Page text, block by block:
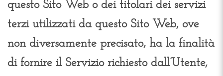
questo Sito Web o dei titolari dei servizi
terzi utilizzati da questo Sito Web, ove
non diversamente precisato, ha la finalità
di fornire il Servizio richiesto dall’Utente,